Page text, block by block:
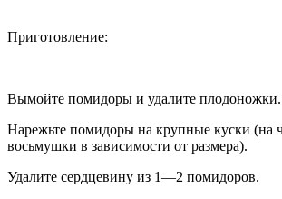
Приготовление:
Вымойте помидоры и удалите плодоножки.
Нарежьте помидоры на крупные куски (на
восьмушки в зависимости от размера).
Удалите сердцевину из 1—2 помидоров.